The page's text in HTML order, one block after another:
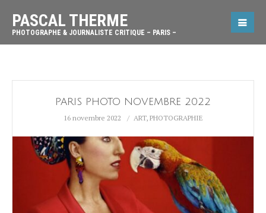
PASCAL THERME
PHOTOGRAPHE & JOURNALISTE CRITIQUE – PARIS –
PARIS PHOTO NOVEMBRE 2022
16 novembre 2022 ART, PHOTOGRAPHIE